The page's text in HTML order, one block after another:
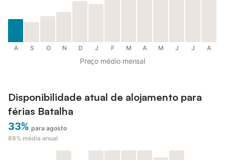
A S O N D J F M A M J J A
Preço médio mensal
Disponibilidade atual de alojamento para
férias Batalha
33% para agosto
89% média anual